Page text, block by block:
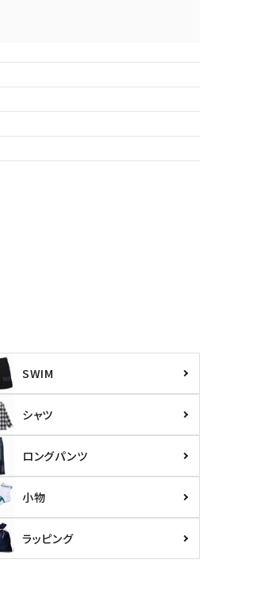
SWIM
シャツ
ロングパンツ
小物
ラッピング